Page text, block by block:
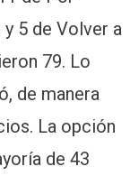
5 de Volver a
79. Lo
de manera
La opción
de 43